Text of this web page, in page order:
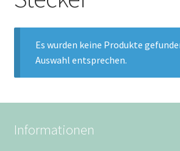
SALE
Es wurden keine Produkte
Auswahl entsprechen.
Informationen